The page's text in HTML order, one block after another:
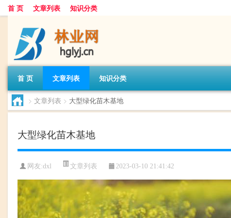
首 页 文章列表 知识分类
首 页 文章列表 知识分类
> 文章列表 > 大型绿化苗木基地
大型绿化苗木基地
网友:dxl 文章列表 2023-03-10 21:41:42